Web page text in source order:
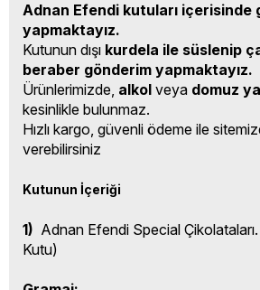
Adnan Efendi kutuları içerisinde
yapmaktayız.
Kutunun dışı kurdela ile süslenip
beraber gönderim yapmaktayız.
Ürünlerimizde, alkol veya domuz
kesinlikle bulunmaz.
Hızlı kargo, güvenli ödeme ile
verebilirsiniz
Kutunun İçeriği
1) Adnan Efendi Special
Kutu)